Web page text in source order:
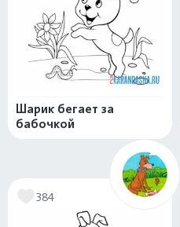
Шарик бегает за
бабочкой
384